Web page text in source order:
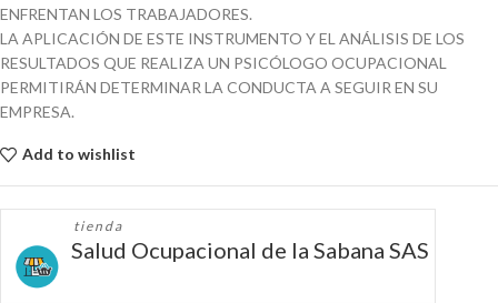
ENFRENTAN LOS TRABAJADORES.
LA APLICACIÓN DE ESTE INSTRUMENTO Y EL ANÁLISIS DE LOS
RESULTADOS QUE REALIZA UN PSICÓLOGO OCUPACIONAL
PERMITIRÁN DETERMINAR LA CONDUCTA A SEGUIR EN SU
EMPRESA.
Add to wishlist
tienda
Salud Ocupacional de la Sabana SAS